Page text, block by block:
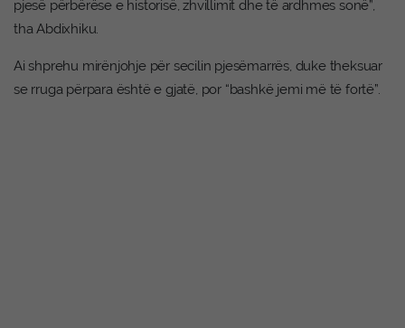
pjesë përbërëse e historisë, zhvillimit dhe të ardhmes sonë”,
tha Abdixhiku.
Ai shprehu mirënjohje për secilin pjesëmarrës, duke theksuar
se rruga përpara është e gjatë, por “bashkë jemi më të fortë”.